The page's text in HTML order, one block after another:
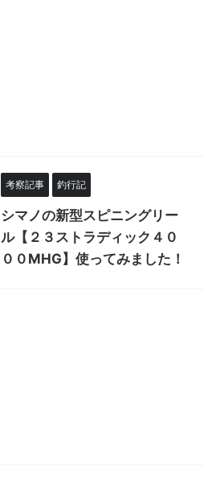
考察記事 釣行記
シマノの新型スピニングリー
ル【２３ストラディック４０
００MHG】使ってみました！